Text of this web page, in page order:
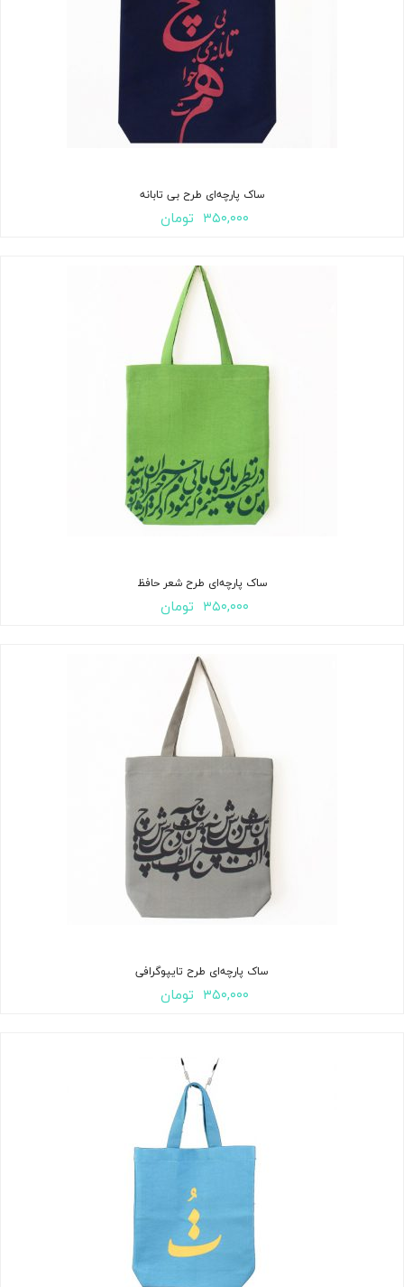
ساک پارچه‌ای طرح بی تابانه
۳۵۰,۰۰۰ تومان
ساک پارچه‌ای طرح شعر حافظ
۳۵۰,۰۰۰ تومان
ساک پارچه‌ای طرح تایپوگرافی
۳۵۰,۰۰۰ تومان